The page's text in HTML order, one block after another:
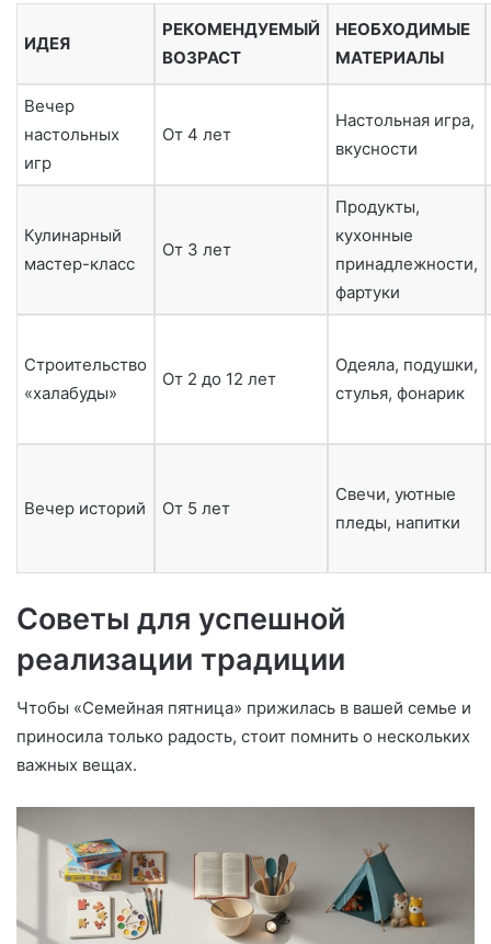
ИДЕЯ
РЕКОМЕНДУЕМЫЙ
ВОЗРАСТ
НЕОБХОДИМЫЕ
МАТЕРИАЛЫ
Вечер
настольных
игр
От 4 лет
Настольная игра,
вкусности
Кулинарный
мастер-класс
От 3 лет
Продукты,
кухонные
принадлежности,
фартуки
Строительство
«халабуды»
От 2 до 12 лет
Одеяла, подушки,
стулья, фонарик
Вечер историй От 5 лет
Свечи, уютные
пледы, напитки
Советы для успешной
реализации традиции
Чтобы «Семейная пятница» прижилась в вашей семье и
приносила только радость, стоит помнить о нескольких
важных вещах.